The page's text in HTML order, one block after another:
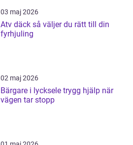
03 maj 2026
Atv däck så väljer du rätt till din
fyrhjuling
02 maj 2026
Bärgare i lycksele trygg hjälp när
vägen tar stopp